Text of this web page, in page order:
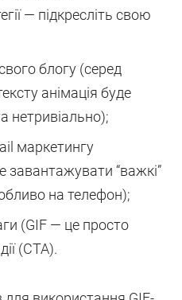
— підкресліть свою
блогу (серед
анімація буде
нетривіально);
маркетингу
“важкі”
на телефон);
(GIF — це просто
(СТА).